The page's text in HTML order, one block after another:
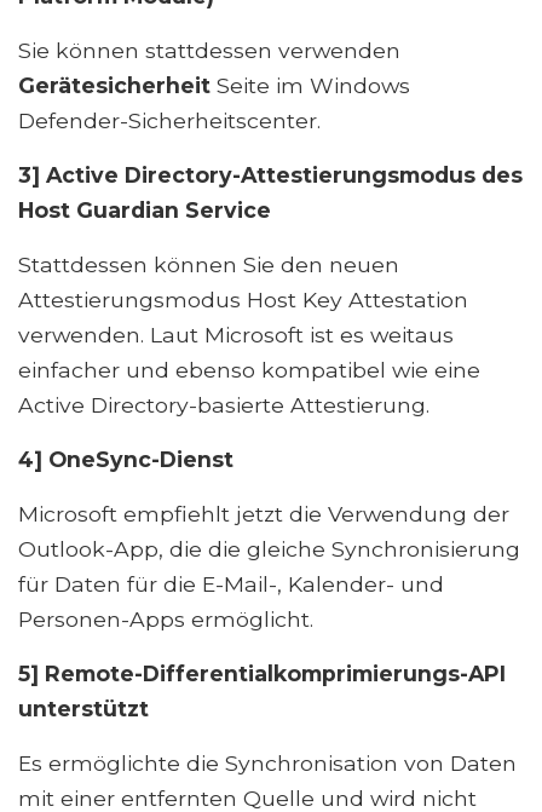
Sie können stattdessen verwenden
Gerätesicherheit Seite im Windows
Defender-Sicherheitscenter.
3] Active Directory-Attestierungsmodus des
Host Guardian Service
Stattdessen können Sie den neuen
Attestierungsmodus Host Key Attestation
verwenden. Laut Microsoft ist es weitaus
einfacher und ebenso kompatibel wie eine
Active Directory-basierte Attestierung.
4] OneSync-Dienst
Microsoft empfiehlt jetzt die Verwendung der
Outlook-App, die die gleiche Synchronisierung
für Daten für die E-Mail-, Kalender- und
Personen-Apps ermöglicht.
5] Remote-Differentialkomprimierungs-API
unterstützt
Es ermöglichte die Synchronisation von Daten
mit einer entfernten Quelle und wird nicht